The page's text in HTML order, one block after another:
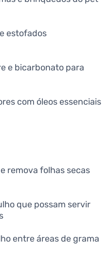
estofados
e bicarbonato para
com óleos essenciais
remova folhas secas
que possam servir
entre áreas de grama